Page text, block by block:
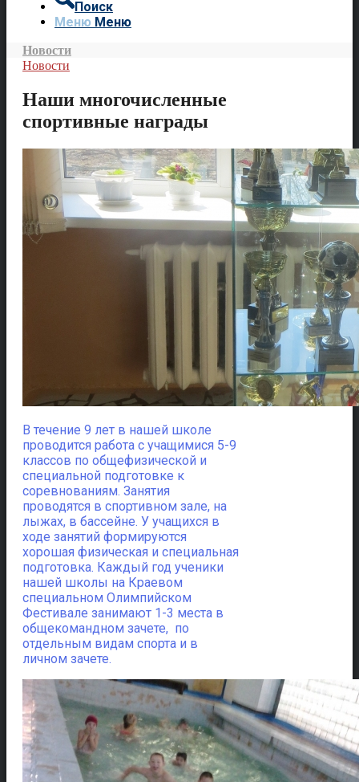
Поиск
Меню Меню
Новости
Новости
Наши многочисленные
спортивные награды
В течение 9 лет в нашей школе
проводится работа с учащимися 5-9
классов по общефизической и
специальной подготовке к
соревнованиям. Занятия
проводятся в спортивном зале, на
лыжах, в бассейне. У учащихся в
ходе занятий формируются
хорошая физическая и специальная
подготовка. Каждый год ученики
нашей школы на Краевом
специальном Олимпийском
Фестивале занимают 1-3 места в
общекомандном зачете, по
отдельным видам спорта и в
личном зачете.